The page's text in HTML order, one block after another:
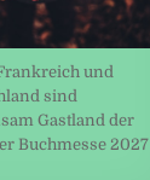
und
sind
Gastland der
Buchmesse 2027